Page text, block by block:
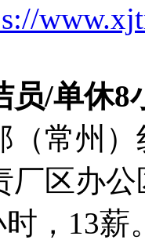
/单休8
（常州
厂区办
，13